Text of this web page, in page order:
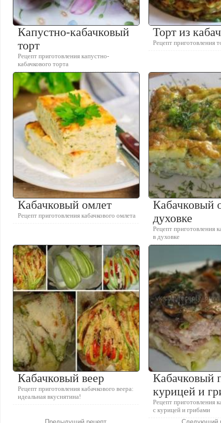
Капустно-кабачковый
торт
Рецепт приготовления капустно-
кабачкового торта
Торт из
Рецепт приготовления
Кабачковый омлет
Рецепт приготовления кабачкового омлета
Кабачковый
духовке
Рецепт приготовления
в духовке
Кабачковый веер
Рецепт приготовления кабачкового веера:
идеальная вкуснятина!
Кабачковый
курицей и
Рецепт приготовления
с курицей и грибами